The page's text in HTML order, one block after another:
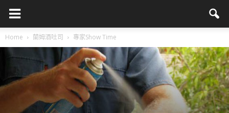
Home 蘭姆酒吐司 專家Show Time